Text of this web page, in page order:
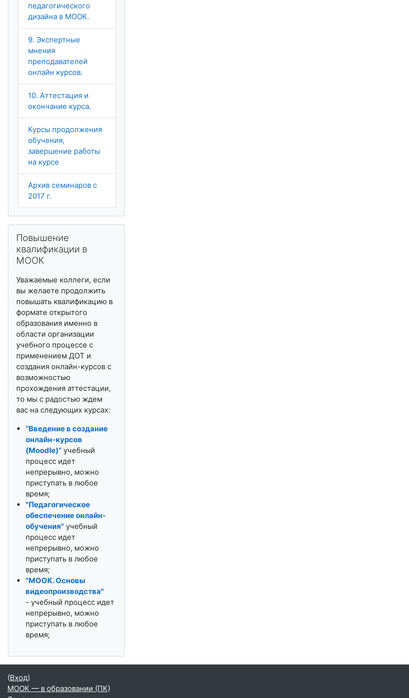
педагогического
дизайна в МООК.
9. Экспертные
мнения
преподавателей
онлайн курсов.
10. Аттестация и
окончание курса.
Курсы продолжения
обучения,
завершение работы
на курсе
Архив семинаров с
2017 г.
Повышение
квалификации в
МООК
Уважаемые коллеги, если
вы желаете продолжить
повышать квалификацию в
формате открытого
образования именно в
области организации
учебного процессе с
применением ДОТ и
создания онлайн-курсов с
возможностью
прохождения аттестации,
то мы с радостью ждем
вас на следующих курсах:
“Введение в создание
онлайн-курсов
(Moodle)” учебный
процесс идет
непрерывно, можно
приступать в любое
время;
"Педагогическое
обеспечение онлайн-
обучения" учебный
процесс идет
непрерывно, можно
приступать в любое
время;
"МООК. Основы
видеопроизводства"
- учебный процесс идет
непрерывно, можно
приступать в любое
время;
(Вход)
МООК — в образовании (ПК)